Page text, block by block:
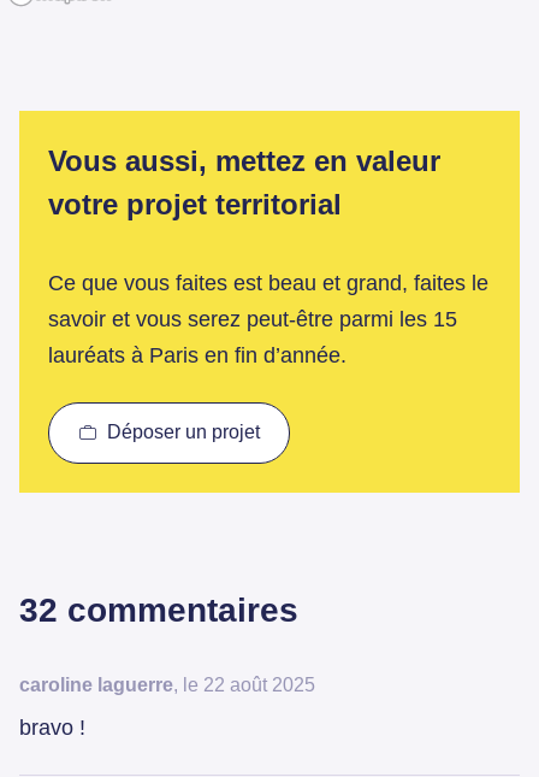
Vous aussi, mettez en valeur
votre projet territorial
Ce que vous faites est beau et grand, faites le
savoir et vous serez peut-être parmi les 15
lauréats à Paris en fin d’année.
Déposer un projet
32 commentaires
caroline laguerre, le 22 août 2025
bravo !